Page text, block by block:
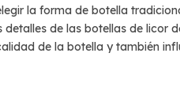
la forma de botella
de las botellas de licor
de la botella y también